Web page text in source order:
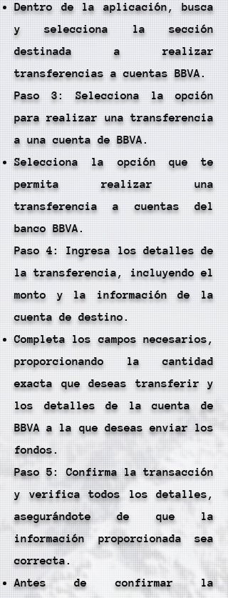
Dentro de la aplicación, busca
y selecciona la sección
destinada a realizar
transferencias a cuentas BBVA.
Paso 3: Selecciona la opción
para realizar una transferencia
a una cuenta de BBVA.
Selecciona la opción que te
permita realizar una
transferencia a cuentas del
banco BBVA.
Paso 4: Ingresa los detalles de
la transferencia, incluyendo el
monto y la información de la
cuenta de destino.
Completa los campos necesarios,
proporcionando la cantidad
exacta que deseas transferir y
los detalles de la cuenta de
BBVA a la que deseas enviar los
fondos.
Paso 5: Confirma la transacción
y verifica todos los detalles,
asegurándote de que la
información proporcionada sea
correcta.
Antes de confirmar la